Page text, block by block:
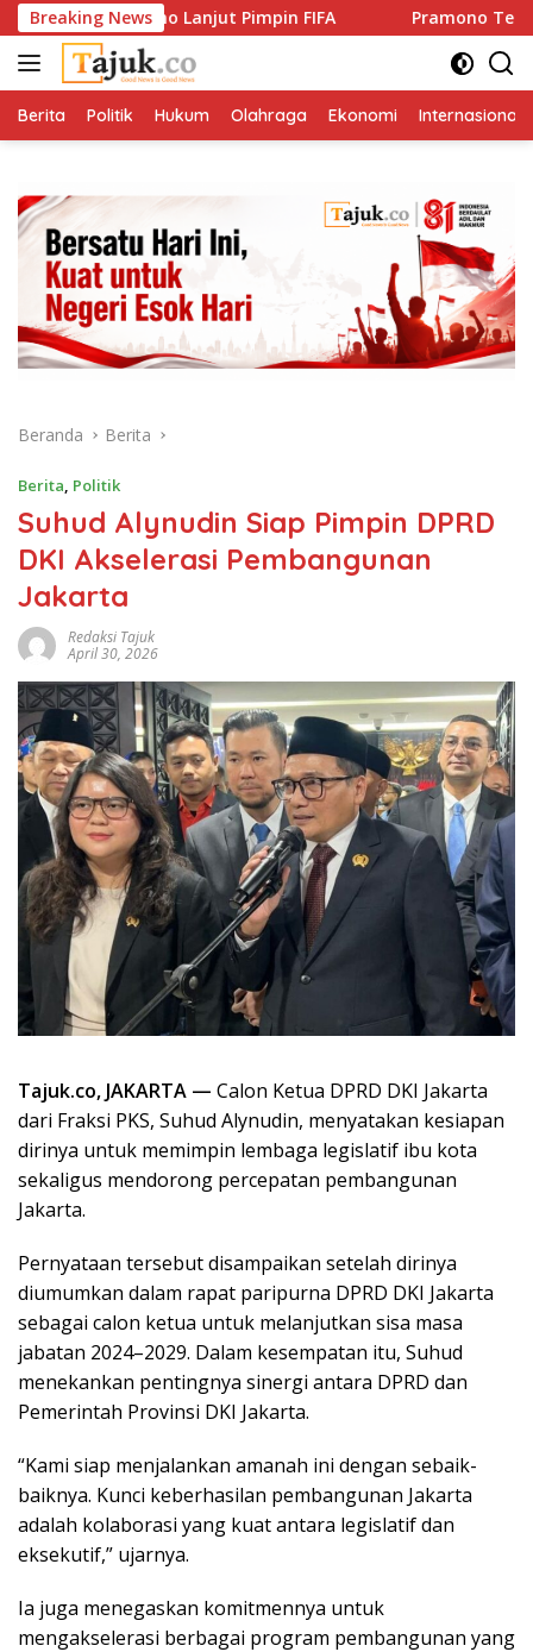
Langsung
ke
konten
Breaking News
Infantino Lanjut Pimpin FIFA Pramono Tegaskan
Berita Politik Hukum Olahraga Ekonomi Internasional
Beranda Berita
Berita, Politik
Suhud Alynudin Siap Pimpin DPRD
DKI Akselerasi Pembangunan
Jakarta
Redaksi Tajuk
April 30, 2026
Tajuk.co, JAKARTA — Calon Ketua DPRD DKI Jakarta
dari Fraksi PKS, Suhud Alynudin, menyatakan kesiapan
dirinya untuk memimpin lembaga legislatif ibu kota
sekaligus mendorong percepatan pembangunan
Jakarta.
Pernyataan tersebut disampaikan setelah dirinya
diumumkan dalam rapat paripurna DPRD DKI Jakarta
sebagai calon ketua untuk melanjutkan sisa masa
jabatan 2024–2029. Dalam kesempatan itu, Suhud
menekankan pentingnya sinergi antara DPRD dan
Pemerintah Provinsi DKI Jakarta.
“Kami siap menjalankan amanah ini dengan sebaik-
baiknya. Kunci keberhasilan pembangunan Jakarta
adalah kolaborasi yang kuat antara legislatif dan
eksekutif,” ujarnya.
Ia juga menegaskan komitmennya untuk
mengakselerasi berbagai program pembangunan yang